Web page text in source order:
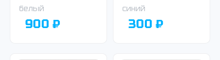
«Динамо» белая
белый
900 ₽
с логотипом
«Динамо», ромб,
синий
300 ₽